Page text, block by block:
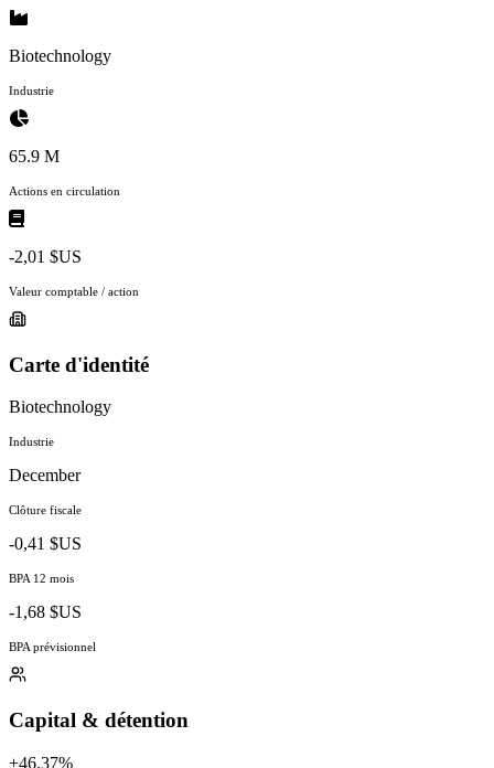
Biotechnology
Industrie
65.9 M
Actions en circulation
-2,01 $US
Valeur comptable / action
Carte d'identité
Biotechnology
Industrie
December
Clôture fiscale
-0,41 $US
BPA 12 mois
-1,68 $US
BPA prévisionnel
Capital & détention
+46.37%